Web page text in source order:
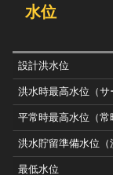
水位
設計洪水位
洪水時最高水位（サ
平常時最高水位（常
洪水貯留準備水位（
最低水位